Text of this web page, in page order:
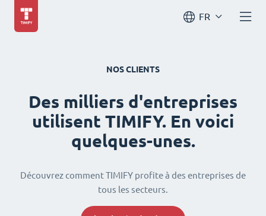
FR
NOS CLIENTS
Des milliers d'entreprises
utilisent TIMIFY. En voici
quelques-unes.
Découvrez comment TIMIFY profite à des entreprises de
tous les secteurs.